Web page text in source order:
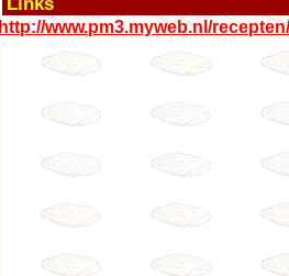
http://www.pm3.myweb.nl/